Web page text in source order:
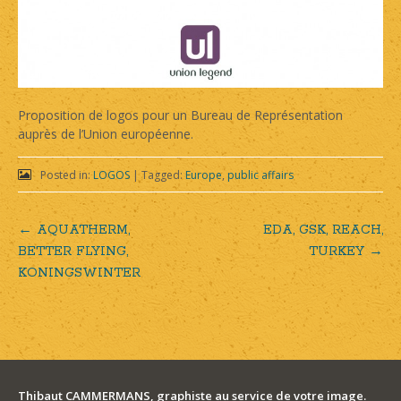
Proposition de logos pour un Bureau de Représentation
auprès de l’Union européenne.
Posted in:LOGOS |Tagged: Europe,public affairs
Post
navigation
← AQUATHERM,
BETTER FLYING,
KONINGSWINTER
EDA, GSK, REACH,
TURKEY →
Thibaut CAMMERMANS, graphiste au service de votre image.